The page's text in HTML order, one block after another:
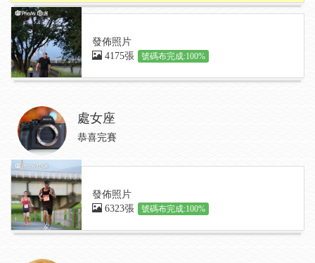
發佈照片
4175張
號碼布完成:100%
處女座
恭喜完賽
發佈照片
6323張
號碼布完成:100%